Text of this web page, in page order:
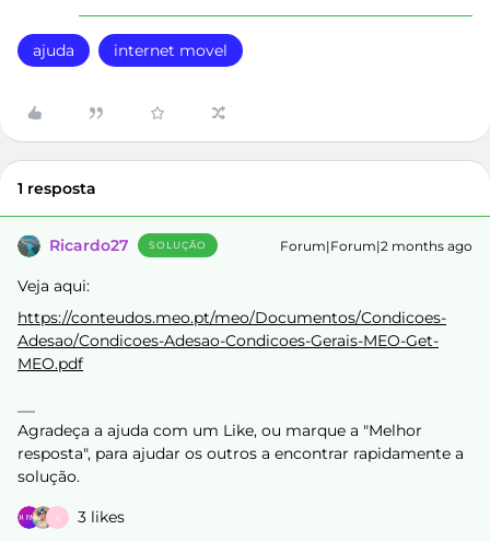
ajuda internet movel
1 resposta
Ricardo27 SOLUÇÃO Forum|Forum|2 months ago
Veja aqui:
https://conteudos.meo.pt/meo/Documentos/Condicoes-
Adesao/Condicoes-Adesao-Condicoes-Gerais-MEO-Get-
MEO.pdf
Agradeça a ajuda com um Like, ou marque a "Melhor
resposta", para ajudar os outros a encontrar rapidamente a
solução.
X 3 likes